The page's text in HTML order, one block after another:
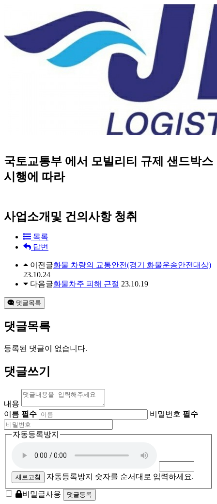
국토교통부 에서 모빌리티 규제 샌드박스
시행에 따라
사업소개및 건의사항 청취
목록
답변
이전글화물 차량의 교통안전(경기 화물운송안전대상)
23.10.24
다음글화물차주 피해 근절 23.10.19
댓글목록
댓글목록
등록된 댓글이 없습니다.
댓글쓰기
내용
이름 필수 비밀번호 필수
자동등록방지
새로고침 자동등록방지 숫자를 순서대로 입력하세요.
비밀글사용